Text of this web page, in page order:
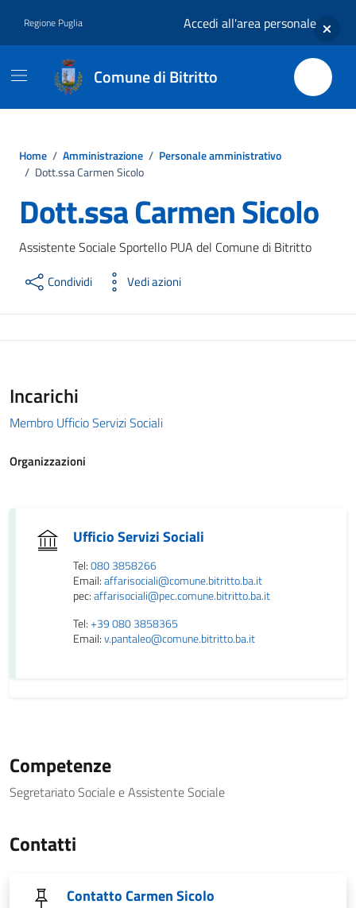
Regione Puglia Accedi all'area personale
Comune di Bitritto
Home / Amministrazione / Personale amministrativo
/ Dott.ssa Carmen Sicolo
Dott.ssa Carmen Sicolo
Assistente Sociale Sportello PUA del Comune di Bitritto
Condividi Vedi azioni
Incarichi
Membro Ufficio Servizi Sociali
Organizzazioni
Ufficio Servizi Sociali
Tel:080 3858266
Email:affarisociali@comune.bitritto.ba.it
pec:affarisociali@pec.comune.bitritto.ba.it
Tel:+39 080 3858365
Email:v.pantaleo@comune.bitritto.ba.it
Competenze
Segretariato Sociale e Assistente Sociale
Contatti
Contatto Carmen Sicolo